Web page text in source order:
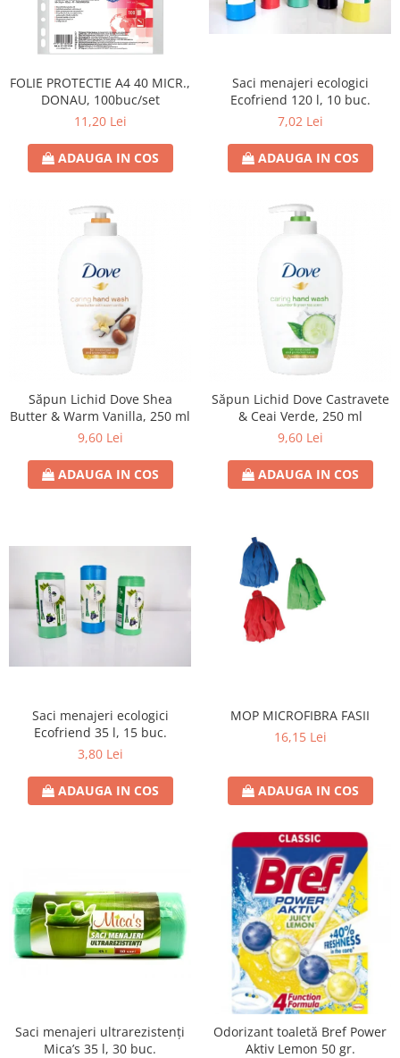
FOLIE PROTECTIE A4 40 MICR.,
DONAU, 100buc/set
11,20 Lei
ADAUGA IN COS
Saci menajeri ecologici
Ecofriend 120 l, 10 buc.
7,02 Lei
ADAUGA IN COS
Săpun Lichid Dove Shea
Butter & Warm Vanilla, 250 ml
9,60 Lei
ADAUGA IN COS
Săpun Lichid Dove Castravete
& Ceai Verde, 250 ml
9,60 Lei
ADAUGA IN COS
Saci menajeri ecologici
Ecofriend 35 l, 15 buc.
3,80 Lei
ADAUGA IN COS
MOP MICROFIBRA FASII
16,15 Lei
ADAUGA IN COS
Saci menajeri ultrarezistenți
Mica’s 35 l, 30 buc.
Odorizant toaletă Bref Power
Aktiv Lemon 50 gr.